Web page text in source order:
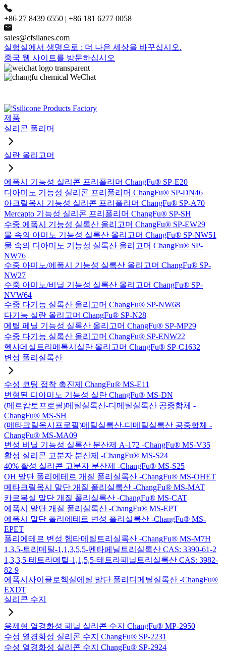
+86 27 8439 6550 | +86 181 6277 0058
sales@cfsilanes.com
실험실에서 생명으로 : 더 나은 세상을 바꾸십시오.
중국 웹 사이트를 방문하십시오
제품
실리콘 폴리머
실란 올리고머
에폭시 기능성 실리콘 프리폴리머 ChangFu® SP-E20
디아미노 기능성 실리콘 프리폴리머 ChangFu® SP-DN46
아크릴옥시 기능성 실리콘 프리폴리머 ChangFu® SP-A70
Mercapto 기능성 실리콘 프리폴리머 ChangFu® SP-SH
수중 에폭시 기능성 실록산 올리고머 ChangFu® SP-EW29
물 속의 아미노 기능성 실록산 올리고머 ChangFu® SP-NW51
물 속의 디아미노 기능성 실록산 올리고머 ChangFu® SP-
NW76
수중 아미노/에폭시 기능성 실록산 올리고머 ChangFu® SP-
NW27
수중 아미노/비닐 기능성 실록산 올리고머 ChangFu® SP-
NVW64
수중 다기능 실록산 올리고머 ChangFu® SP-NW68
다기능 실란 올리고머 ChangFu® SP-N28
메틸 페닐 기능성 실록산 올리고머 ChangFu® SP-MP29
수중 다기능 실록산 올리고머 ChangFu® SP-ENW22
헥사데실트리메톡시실란 올리고머 ChangFu® SP-C1632
변성 폴리실록산
수성 코팅 접착 촉진제 ChangFu® MS-E11
변형된 디아미노 기능성 실란 ChangFu® MS-DN
(메르캅토프로필)메틸실록산-디메틸실록산 공중합체 -
ChangFu® MS-SH
(메타크릴옥시프로필)메틸실록산-디메틸실록산 공중합체 -
ChangFu® MS-MA09
변성 비닐 기능성 실록산 분산제 A-172 -ChangFu® MS-V35
활성 실리콘 고분자 분산제 -ChangFu® MS-S24
40% 활성 실리콘 고분자 분산제 -ChangFu® MS-S25
OH 말단 폴리에테르 개질 폴리실록산 -ChangFu® MS-OHET
메타크릴옥시 말단 개질 폴리실록산 -ChangFu® MS-MAT
카르복실 말단 개질 폴리실록산 -ChangFu® MS-CAT
에폭시 말단 개질 폴리실록산 -ChangFu® MS-EPT
에폭시 말단 폴리에테르 변성 폴리실록산 -ChangFu® MS-
EPET
폴리에테르 변성 헵타메틸트리실록산 -ChangFu® MS-M7H
1,3,5-트리메틸-1,1,3,5,5-펜타페닐트리실록산 CAS: 3390-61-2
1,3,3,5-테트라메틸-1,1,5,5-테트라페닐트리실록산 CAS: 3982-
82-9
에폭시사이클로헥실에틸 말단 폴리디메틸실록산 -ChangFu®
EXDT
실리콘 수지
용제형 열경화성 페닐 실리콘 수지 ChangFu® MP-2950
수성 열경화성 실리콘 수지 ChangFu® SP-2231
수성 열경화성 실리콘 수지 ChangFu® SP-2924